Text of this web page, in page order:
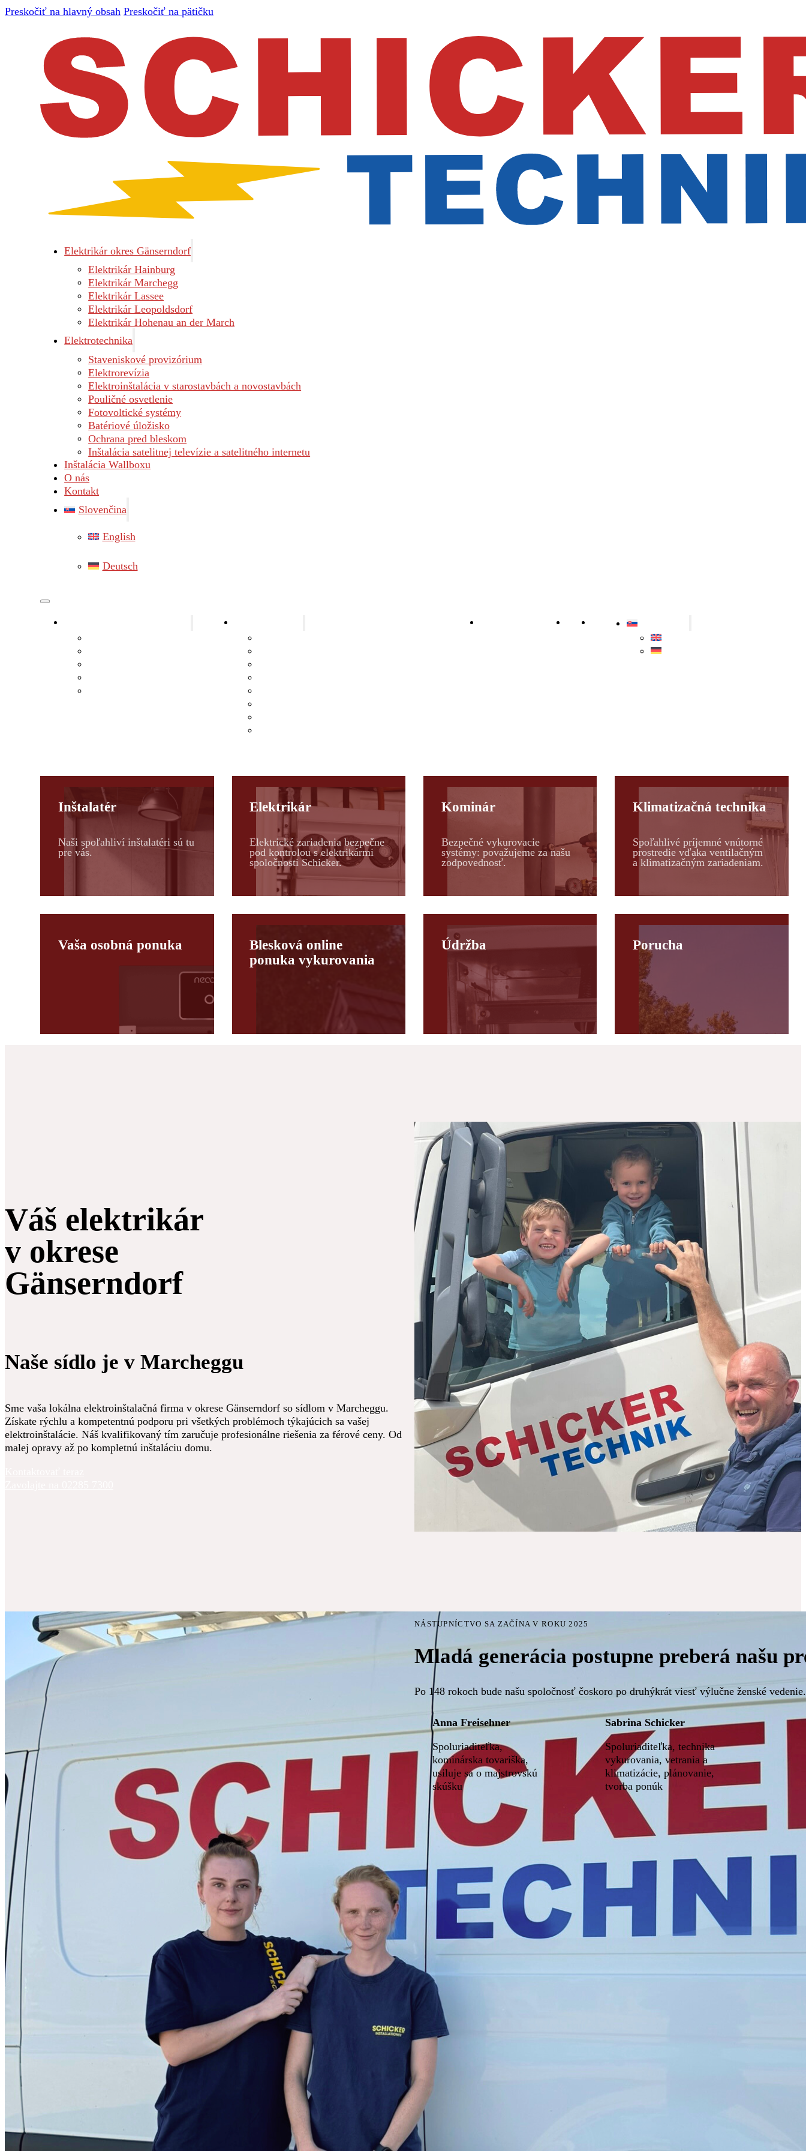
Preskočiť na hlavný obsah Preskočiť na pätičku
Elektrikár okres Gänserndorf
Elektrikár Hainburg
Elektrikár Marchegg
Elektrikár Lassee
Elektrikár Leopoldsdorf
Elektrikár Hohenau an der March
Elektrotechnika
Staveniskové provizórium
Elektrorevízia
Elektroinštalácia v starostavbách a novostavbách
Pouličné osvetlenie
Fotovoltické systémy
Batériové úložisko
Ochrana pred bleskom
Inštalácia satelitnej televízie a satelitného internetu
Inštalácia Wallboxu
O nás
Kontakt
Slovenčina
English
Deutsch
Inštalácia Wallboxu O nás Kontakt
Inštalatér
Naši spoľahliví inštalatéri sú tu
pre vás.
Elektrikár
Elektrické zariadenia bezpečne
pod kontrolou s elektrikármi
spoločnosti Schicker.
Kominár
Bezpečné vykurovacie
systémy: považujeme za našu
zodpovednosť.
Klimatizačná technika
Spoľahlivé príjemné vnútorné
prostredie vďaka ventilačným
a klimatizačným zariadeniam.
Vaša osobná ponuka
Blesková online
ponuka vykurovania
Údržba Porucha
Váš elektrikár
v okrese
Gänserndorf
Naše sídlo je v Marcheggu
Sme vaša lokálna elektroinštalačná firma v okrese Gänserndorf so sídlom v Marcheggu.
Získate rýchlu a kompetentnú podporu pri všetkých problémoch týkajúcich sa vašej
elektroinštalácie. Náš kvalifikovaný tím zaručuje profesionálne riešenia za férové ceny. Od
malej opravy až po kompletnú inštaláciu domu.
NÁSTUPNÍCTVO SA ZAČÍNA V ROKU 2025
Mladá generácia postupne preberá našu
Po 148 rokoch bude našu spoločnosť čoskoro po druhýkrát viesť výlučne ženské vedenie.
Anna Freisehner
Spoluriaditeľka,
kominárska tovariška,
usiluje sa o majstrovskú
skúšku
Sabrina Schicker
Spoluriaditeľka, technika
vykurovania, vetrania a
klimatizácie, plánovanie,
tvorba ponúk